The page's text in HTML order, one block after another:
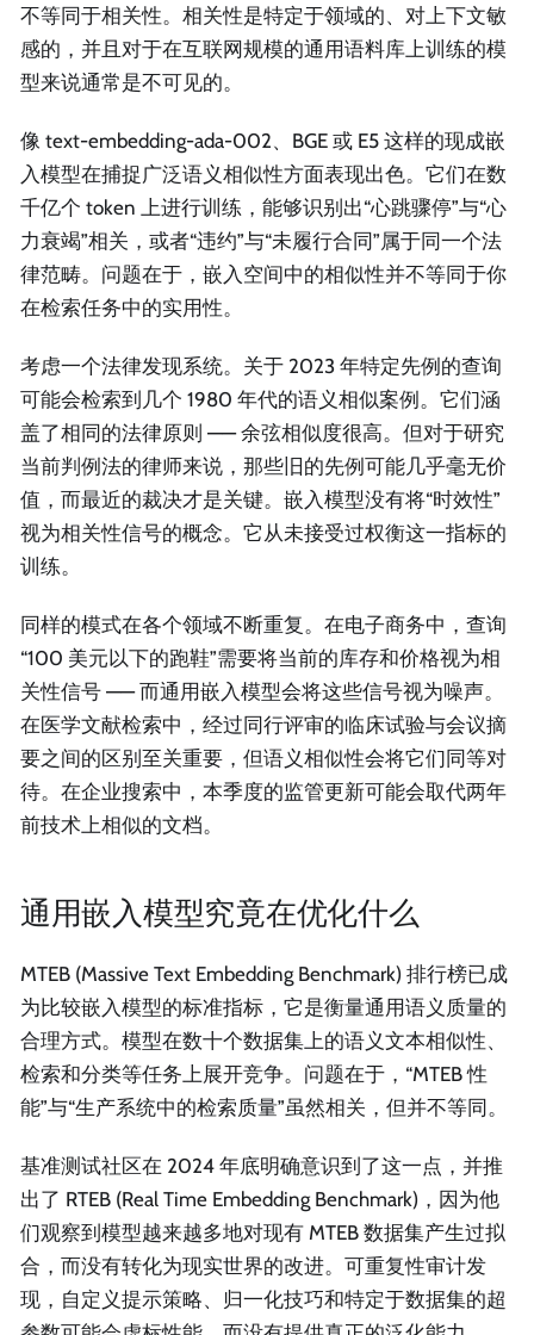
不等同于相关性。相关性是特定于领域的、对上下文敏
感的，并且对于在互联网规模的通用语料库上训练的模
型来说通常是不可见的。
像 text-embedding-ada-002、BGE 或 E5 这样的现成嵌
入模型在捕捉广泛语义相似性方面表现出色。它们在数
千亿个 token 上进行训练，能够识别出“心跳骤停”与“心
力衰竭”相关，或者“违约”与“未履行合同”属于同一个法
律范畴。问题在于，嵌入空间中的相似性并不等同于你
在检索任务中的实用性。
考虑一个法律发现系统。关于 2023 年特定先例的查询
可能会检索到几个 1980 年代的语义相似案例。它们涵
盖了相同的法律原则 —— 余弦相似度很高。但对于研究
当前判例法的律师来说，那些旧的先例可能几乎毫无价
值，而最近的裁决才是关键。嵌入模型没有将“时效性”
视为相关性信号的概念。它从未接受过权衡这一指标的
训练。
同样的模式在各个领域不断重复。在电子商务中，查询
“100 美元以下的跑鞋”需要将当前的库存和价格视为相
关性信号 —— 而通用嵌入模型会将这些信号视为噪声。
在医学文献检索中，经过同行评审的临床试验与会议摘
要之间的区别至关重要，但语义相似性会将它们同等对
待。在企业搜索中，本季度的监管更新可能会取代两年
前技术上相似的文档。
通用嵌入模型究竟在优化什么
MTEB (Massive Text Embedding Benchmark) 排行榜已成
为比较嵌入模型的标准指标，它是衡量通用语义质量的
合理方式。模型在数十个数据集上的语义文本相似性、
检索和分类等任务上展开竞争。问题在于，“MTEB 性
能”与“生产系统中的检索质量”虽然相关，但并不等同。
基准测试社区在 2024 年底明确意识到了这一点，并推
出了 RTEB (Real Time Embedding Benchmark)，因为他
们观察到模型越来越多地对现有 MTEB 数据集产生过拟
合，而没有转化为现实世界的改进。可重复性审计发
现，自定义提示策略、归一化技巧和特定于数据集的超